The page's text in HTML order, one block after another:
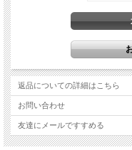
返品についての詳細はこちら
お問い合わせ
友達にメールですすめる